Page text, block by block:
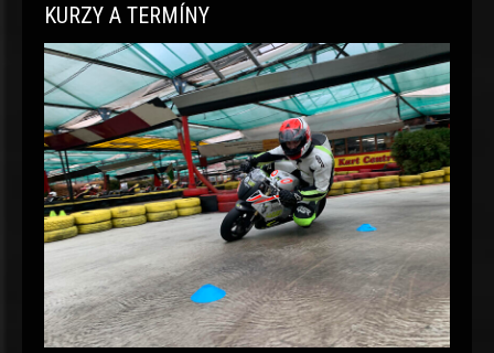
KURZY A TERMÍNY